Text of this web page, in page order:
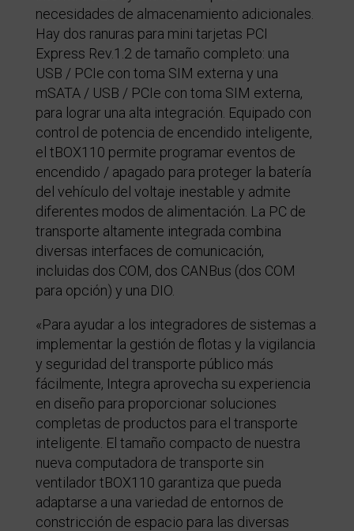
necesidades de almacenamiento adicionales.
Hay dos ranuras para mini tarjetas PCI
Express Rev.1.2 de tamaño completo: una
USB / PCIe con toma SIM externa y una
mSATA / USB / PCIe con toma SIM externa,
para lograr una alta integración. Equipado con
control de potencia de encendido inteligente,
el tBOX110 permite programar eventos de
encendido / apagado para proteger la batería
del vehículo del voltaje inestable y admite
diferentes modos de alimentación. La PC de
transporte altamente integrada combina
diversas interfaces de comunicación,
incluidas dos COM, dos CANBus (dos COM
para opción) y una DIO.
«Para ayudar a los integradores de sistemas a
implementar la gestión de flotas y la vigilancia
y seguridad del transporte público más
fácilmente, Integra aprovecha su experiencia
en diseño para proporcionar soluciones
completas de productos para el transporte
inteligente. El tamaño compacto de nuestra
nueva computadora de transporte sin
ventilador tBOX110 garantiza que pueda
adaptarse a una variedad de entornos de
constricción de espacio para las diversas